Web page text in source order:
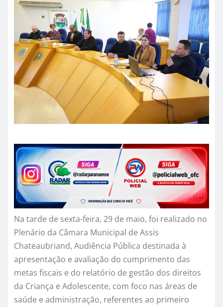
Na tarde de sexta-feira, 29 de maio, foi realizado no
Plenário da Câmara Municipal de Assis
Chateaubriand, Audiência Pública destinada à
apresentação e avaliação do cumprimento das
metas fiscais e do relatório de gestão dos direitos
da Criança e Adolescente, com foco nas áreas de
saúde e administração, referentes ao primeiro